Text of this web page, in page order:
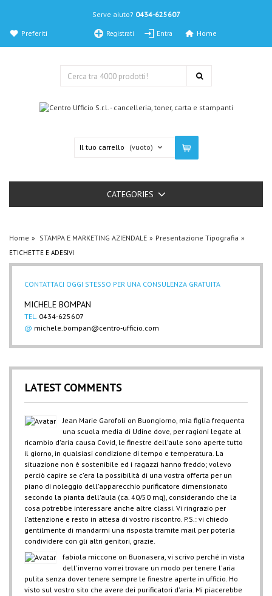
Serve aiuto? 0434-625607
Registrati Entra
Preferiti Home
Il tuo carrello (vuoto)
CATEGORIES
Home STAMPA E MARKETING AZIENDALE Presentazione Tipografia
ETICHETTE E ADESIVI
CONTATTACI OGGI STESSO PER UNA CONSULENZA GRATUITA
MICHELE BOMPAN
TEL.
0434-625607
@ michele.bompan@centro-ufficio.com
LATEST COMMENTS
Jean Marie Garofoli on Buongiorno, mia figlia frequenta
una scuola media di Udine dove, per ragioni legate al
ricambio d'aria causa Covid, le finestre dell'aule sono aperte tutto
il giorno, in qualsiasi condizione di tempo e temperatura. La
situazione non è sostenibile ed i ragazzi hanno freddo; volevo
perciò capire se c'era la possibilità di una vostra offerta per un
piano di noleggio dell'apparecchio purificatore dimensionato
secondo la pianta dell'aula (ca. 40/50 mq), considerando che la
cosa potrebbe interessare anche altre classi. Vi ringrazio per
l'attenzione e resto in attesa di vostro riscontro. P.S.: vi chiedo
gentilmente di mandarmi una risposta tramite mail per poterla
condividere con gli altri genitori, grazie.
fabiola miccone on Buonasera, vi scrivo perché in vista
dell'inverno vorrei trovare un modo per tenere l'aria
pulita senza dover tenere sempre le finestre aperte in ufficio. Ho
visto sul vostro sito che avere dei purificatori d'aria. Mi piacerebbe